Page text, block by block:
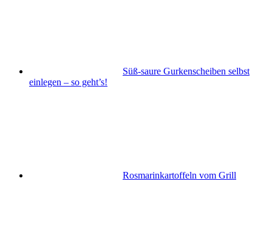
Süß-saure Gurkenscheiben selbst
einlegen – so geht’s!
Rosmarinkartoffeln vom Grill